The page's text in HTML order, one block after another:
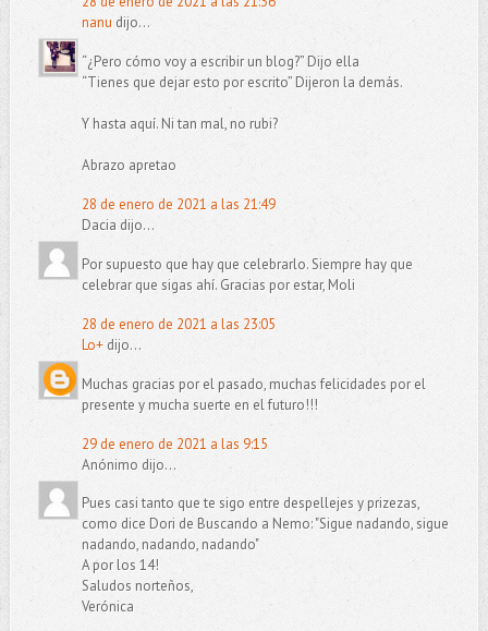
nanu dijo...
“¿Pero cómo voy a escribir un blog?” Dijo ella
“Tienes que dejar esto por escrito” Dijeron la demás.
Y hasta aquí. Ni tan mal, no rubi?
Abrazo apretao
28 de enero de 2021 a las 21:49
Dacia dijo...
Por supuesto que hay que celebrarlo. Siempre hay que
celebrar que sigas ahí. Gracias por estar, Moli
28 de enero de 2021 a las 23:05
Lo+dijo...
Muchas gracias por el pasado, muchas felicidades por el
presente y mucha suerte en el futuro!!!
29 de enero de 2021 a las 9:15
Anónimo dijo...
Pues casi tanto que te sigo entre despellejes y prizezas,
como dice Dori de Buscando a Nemo: "Sigue nadando, sigue
nadando, nadando, nadando"
A por los 14!
Saludos norteños,
Verónica